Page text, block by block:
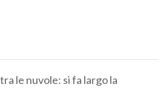
le nuvole: si fa largo la